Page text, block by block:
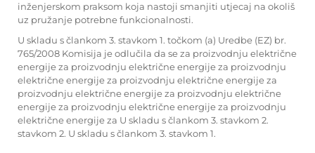
inženjerskom praksom koja nastoji smanjiti utjecaj na okoliš
uz pružanje potrebne funkcionalnosti.
U skladu s člankom 3. stavkom 1. točkom (a) Uredbe (EZ) br.
765/2008 Komisija je odlučila da se za proizvodnju električne
energije za proizvodnju električne energije za proizvodnju
električne energije za proizvodnju električne energije za
proizvodnju električne energije za proizvodnju električne
energije za proizvodnju električne energije za proizvodnju
električne energije za U skladu s člankom 3. stavkom 2.
stavkom 2. U skladu s člankom 3. stavkom 1.